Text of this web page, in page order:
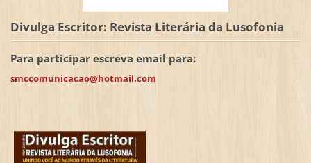
Divulga Escritor: Revista Literária da Lusofonia
Para participar escreva email para:
smccomunicacao@hotmail.com